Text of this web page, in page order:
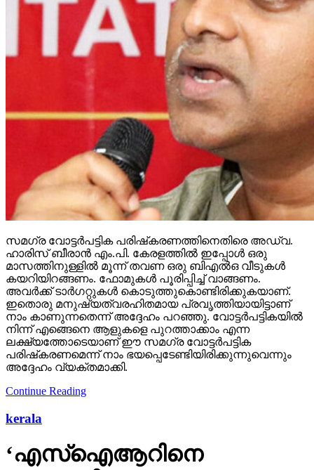
സമഗ്ര വോട്ടര്‍പട്ടിക പരിഷ്‌കരണത്തിനെതിരെ അഡ്വ.
ഹാരിസ് ബീരാന്‍ എം.പി. കേരളത്തില്‍ ഇപ്പോള്‍ ഒരു
മാസത്തിനുള്ളില്‍ മൂന്ന് തവണ ഒരു ബിഎല്‍ഒ വീടുകള്‍
കയറിയിറങ്ങണം. ഫോമുകള്‍ പൂരിപ്പിച്ച് വാങ്ങണം.
അവര്‍ക്ക് ടാര്‍ഗറ്റുകള്‍ കൊടുത്തുകൊണ്ടിരിക്കുകയാണ്.
ഇതൊരു മനുഷ്യത്വരഹിതമായ പ്രവൃത്തിയായിട്ടാണ്
നാം കാണുന്നതെന്ന് അദ്ദേഹം പറഞ്ഞു. വോട്ടര്‍പട്ടികയില്‍
നിന്ന് എങ്ങെനെ ആളുകളെ പുറത്താക്കാം എന്ന
ലക്ഷ്യത്തോടെയാണ് ഈ സമഗ്ര വോട്ടര്‍പട്ടിക
പരിഷ്‌കരണമെന്ന് നാം ഭയപ്പെടേണ്ടിയിരിക്കുന്നുവെന്നും
അദ്ദേഹം വ്യക്തമാക്കി.
Continue Reading
kerala
‘എസ്‌ഐആറിനെ